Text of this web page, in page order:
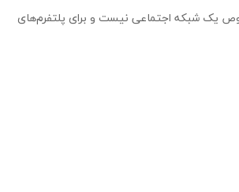
یک شبکه اجتماعی نیست و برای پلتفرم‌های